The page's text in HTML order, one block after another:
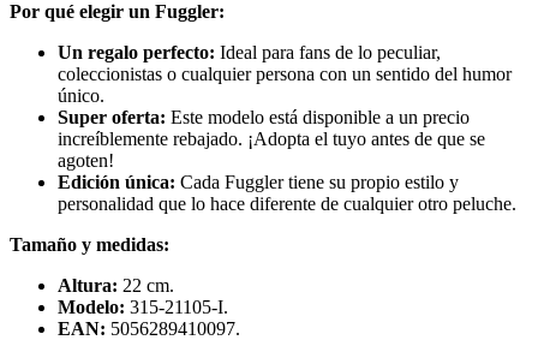
Por qué elegir un Fuggler:
Un regalo perfecto: Ideal para fans de lo peculiar,
coleccionistas o cualquier persona con un sentido del humor
único.
Super oferta: Este modelo está disponible a un precio
increíblemente rebajado. ¡Adopta el tuyo antes de que se
agoten!
Edición única: Cada Fuggler tiene su propio estilo y
personalidad que lo hace diferente de cualquier otro peluche.
Tamaño y medidas:
Altura: 22 cm.
Modelo: 315-21105-I.
EAN: 5056289410097.